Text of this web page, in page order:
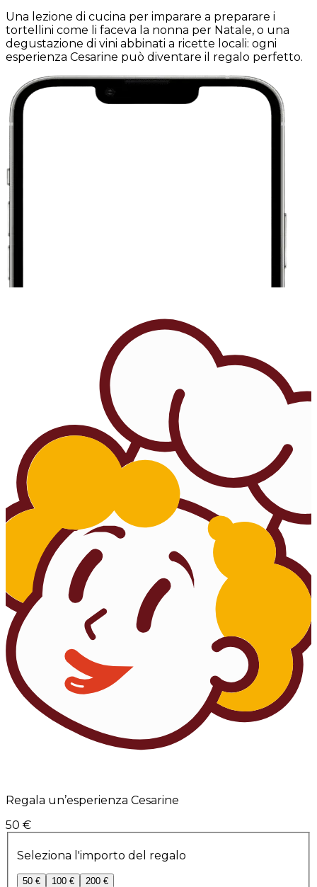
Una lezione di cucina per imparare a preparare i
tortellini come li faceva la nonna per Natale, o una
degustazione di vini abbinati a ricette locali: ogni
esperienza Cesarine può diventare il regalo perfetto.
Regala un’esperienza Cesarine
50 €
Seleziona l'importo del regalo
50 € 100 € 200 €